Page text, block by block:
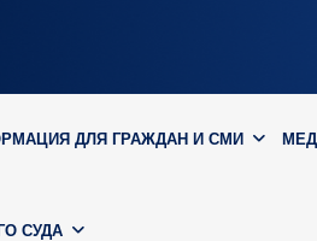
ДЛЯ ГРАЖДАН И СМИ
СУДА